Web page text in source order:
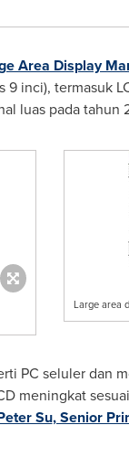
Area Display
inci), termasuk
luas pada tahun
Large area
PC seluler dan
meningkat
Su, Senior